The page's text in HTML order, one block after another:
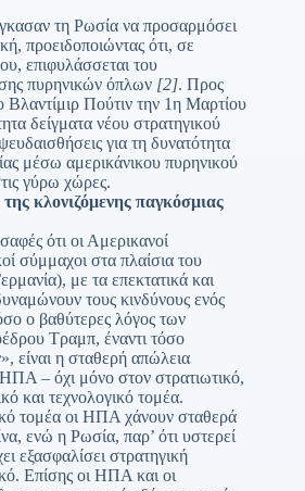
τη Ρωσία να προσαρμόσει
προειδοποιώντας ότι, σε
επιφυλάσσεται του
πυρηνικών όπλων [2]. Προς
Βλαντίμιρ Πούτιν την 1η Μαρτίου
δείγματα νέου στρατηγικού
για τη δυνατότητα
μέσω αμερικάνικου πυρηνικού
γύρω χώρες.
κλονιζόμενης παγκόσμιας
ότι οι Αμερικανοί
σύμμαχοι στα πλαίσια του
με τα επεκτατικά και
τους κινδύνους ενός
ο βαθύτερες λόγος των
Τραμπ, έναντι τόσο
είναι η σταθερή απώλεια
– όχι μόνο στον στρατιωτικό,
και τεχνολογικό τομέα.
τομέα οι ΗΠΑ χάνουν σταθερά
ενώ η Ρωσία, παρ’ ότι υστερεί
εξασφαλίσει στρατηγική
Επίσης οι ΗΠΑ και οι